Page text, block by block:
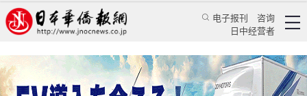
电子报刊
咨询
日中经营者